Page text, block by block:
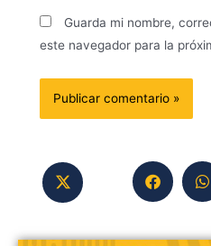
Guarda mi nombre,
este navegador para la